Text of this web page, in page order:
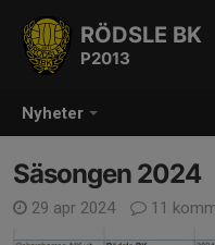
Nyheter
RÖDSLE BK
P2013
Säsongen 2024
29 apr 2024 11